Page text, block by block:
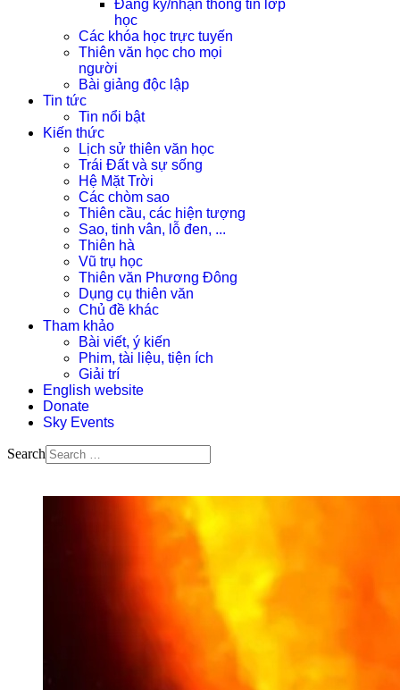
Đăng ký/nhận thông tin lớp
học
Các khóa học trực tuyến
Thiên văn học cho mọi
người
Bài giảng độc lập
Tin tức
Tin nổi bật
Kiến thức
Lịch sử thiên văn học
Trái Đất và sự sống
Hệ Mặt Trời
Các chòm sao
Thiên cầu, các hiện tượng
Sao, tinh vân, lỗ đen, ...
Thiên hà
Vũ trụ học
Thiên văn Phương Đông
Dụng cụ thiên văn
Chủ đề khác
Tham khảo
Bài viết, ý kiến
Phim, tài liệu, tiện ích
Giải trí
English website
Donate
Sky Events
Search